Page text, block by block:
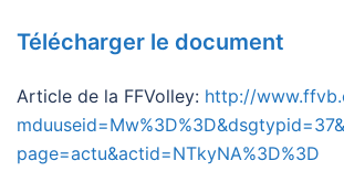
Télécharger le document
Article de la FFVolley: http://
mduuseid=Mw%3D%3D&dsgtypid=37&
page=actu&actid=NTkyNA%3D%3D